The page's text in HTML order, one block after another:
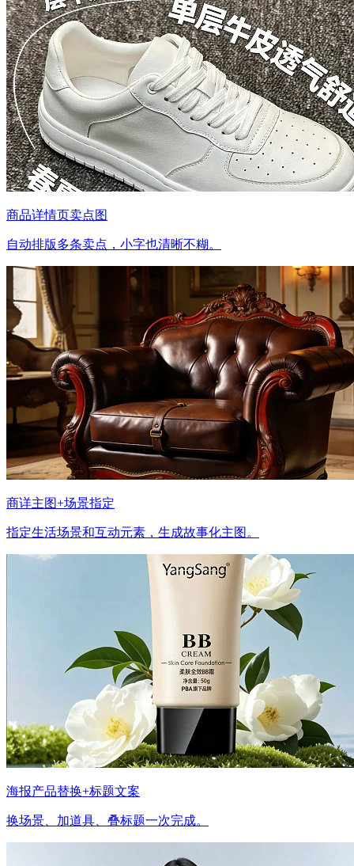
商品详情页卖点图
自动排版多条卖点，小字也清晰不糊。
商详主图+场景指定
指定生活场景和互动元素，生成故事化主图。
海报产品替换+标题文案
换场景、加道具、叠标题一次完成。